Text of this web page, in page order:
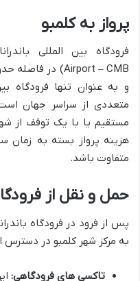
پرواز به کلمبو
و به عنوان تنها فرودگاه
متعددی از سراسر جهان
مستقیم یا با یک توقف از
هزینه پرواز بسته به زمان
متفاوت باشد.
حمل و نقل از
پس از فرود در فرودگاه
به مرکز شهر کلمبو در
تاکسی های فرودگاهی: